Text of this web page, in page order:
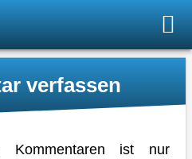
verfassen
Kommentaren ist nur